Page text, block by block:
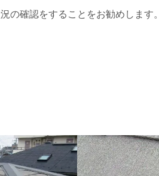
の確認をすることをお勧めします。